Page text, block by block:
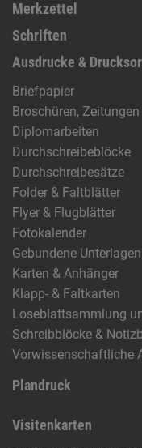
Merkzettel
Schriften
Ausdrucke &
Briefpapier
Broschüren,
Diplomarbeiten
Durchschreibeblöcke
Durchschreibesätze
Folder & Faltblätter
Flyer & Flugblätter
Fotokalender
Gebundene
Karten & Anhänger
Klapp- & Faltkarten
Loseblattsammlung
Schreibblöcke &
Vorwissenschaftliche
Plandruck
Visitenkarten